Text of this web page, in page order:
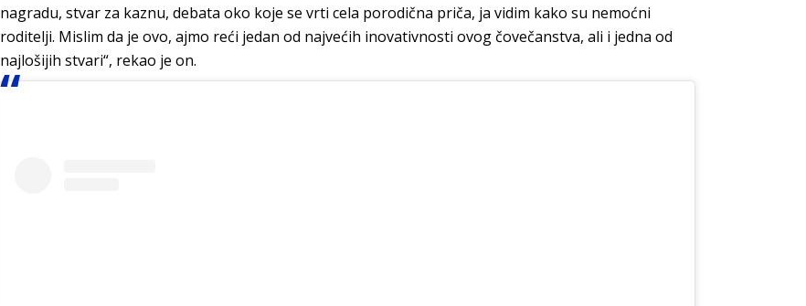
nagradu, stvar za kaznu, debata oko koje se vrti cela porodična priča, ja vidim kako su nemoćni
roditelji. Mislim da je ovo, ajmo reći jedan od najvećih inovativnosti ovog čovečanstva, ali i jedna od
najlošijih stvari“, rekao je on.